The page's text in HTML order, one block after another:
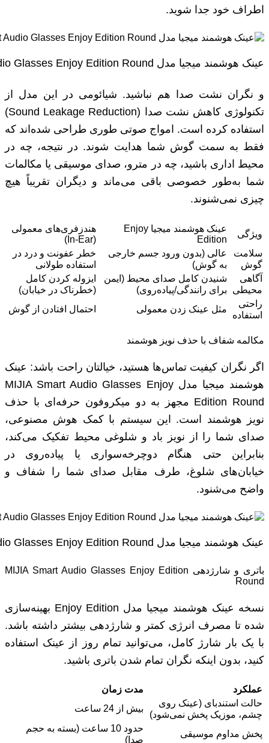
اطراف خود جدا شوید.
عینک هوشمند میجیا مدل MIJIA Smart Audio Glasses Enjoy Edition Round
و نگران نشت صدا هم نباشید. شیائومی در این مدل از
تکنولوژی کاهش نشت صدا (Sound Leakage Reduction)
استفاده کرده است. امواج صوتی طوری طراحی شده‌اند که
فقط به سمت گوش شما هدایت شوند. در نتیجه، چه در
محیط اداری باشید، چه در مترو، صدای موسیقی یا مکالمات
شما به‌طور خصوصی باقی می‌ماند و دیگران تقریباً هیچ
چیزی نمی‌شنوند.
ویژگی
عینک هوشمند میجیا Enjoy
Edition
هندزفری‌های معمولی
(In-Ear)
سلامت
گوش
عالی (بدون ورود جسم خارجی
به گوش)
خطر عفونت و درد در
استفاده طولانی
آگاهی
محیطی
شنیدن کامل صدای محیط (ایمن
برای رانندگی/پیاده‌روی)
ایزوله کردن کامل
(خطرناک در خیابان)
راحتی
استفاده
مثل عینک زدن معمولی احتمال افتادن از گوش
مکالمه شفاف با حذف نویز هوشمند
اگر نگران کیفیت تماس‌ها هستید، خیالتان راحت باشد: عینک
هوشمند میجیا مدل MIJIA Smart Audio Glasses Enjoy
Edition Round مجهز به دو میکروفون حرفه‌ای با حذف
نویز هوشمند است. این سیستم با کمک هوش مصنوعی،
صدای شما را از نویز باد و شلوغی محیط تفکیک می‌کند،
بنابراین حتی هنگام دوچرخه‌سواری یا پیاده‌روی در
خیابان‌های شلوغ، طرف مقابل صدای شما را شفاف و
واضح می‌شنود.
عینک هوشمند میجیا مدل MIJIA Smart Audio Glasses Enjoy Edition Round
باتری و شارژدهی MIJIA Smart Audio Glasses Enjoy Edition
Round
نسخه عینک هوشمند میجیا مدل Enjoy Edition بهینه‌سازی
شده تا مصرف انرژی کمتر و شارژدهی بیشتر داشته باشد.
با یک بار شارژ کامل، می‌توانید تمام روز از عینک استفاده
کنید، بدون اینکه نگران تمام شدن باتری باشید.
عملکرد
مدت زمان
حالت استندبای (عینک روی
چشم، موزیک پخش نمی‌شود)
بیش از 24 ساعت
پخش مداوم موسیقی
حدود 10 ساعت (بسته به حجم
صدا)